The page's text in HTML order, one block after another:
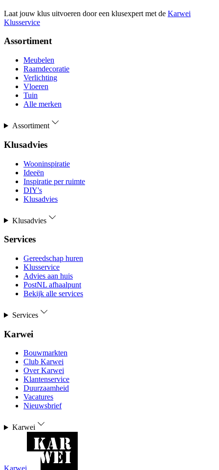
Laat jouw klus uitvoeren door een klusexpert met de Karwei
Klusservice
Assortiment
Meubelen
Raamdecoratie
Verlichting
Vloeren
Tuin
Alle merken
Assortiment
Klusadvies
Wooninspiratie
Ideeën
Inspiratie per ruimte
DIY's
Klusadvies
Klusadvies
Services
Gereedschap huren
Klusservice
Advies aan huis
PostNL afhaalpunt
Bekijk alle services
Services
Karwei
Bouwmarkten
Club Karwei
Over Karwei
Klantenservice
Duurzaamheid
Vacatures
Nieuwsbrief
Karwei